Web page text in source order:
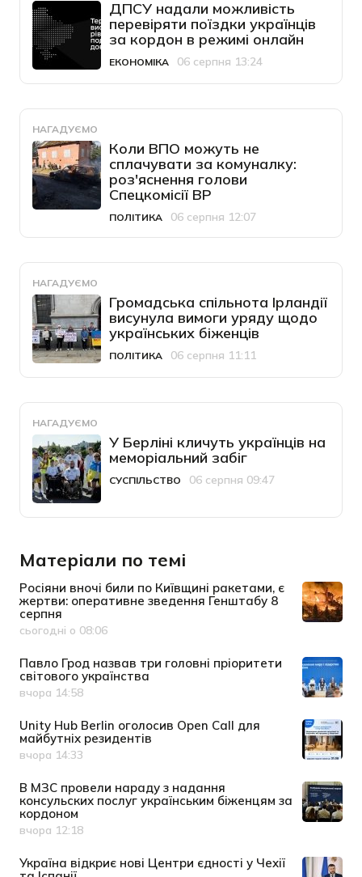
ДПСУ надали можливість
перевіряти поїздки українців
за кордон в режимі онлайн
Категорія
ЕКОНОМІКА
Дата публікації
06 серпня 13:24
НАГАДУЄМО
Коли ВПО можуть не
сплачувати за комуналку:
роз'яснення голови
Спецкомісії ВР
Категорія
ПОЛІТИКА
Дата публікації
06 серпня 12:07
НАГАДУЄМО
Громадська спільнота Ірландії
висунула вимоги уряду щодо
українських біженців
Категорія
ПОЛІТИКА
Дата публікації
06 серпня 11:11
НАГАДУЄМО
У Берліні кличуть українців на
меморіальний забіг
Категорія
СУСПІЛЬСТВО
Дата публікації06 серпня 09:47
Матеріали по темі
Росіяни вночі били по Київщині ракетами, є
жертви: оперативне зведення Генштабу 8
серпня
Дата публікації
сьогодні о 08:06
Павло Грод назвав три головні пріоритети
світового українства
Дата публікації
вчора 14:58
Unity Hub Berlin оголосив Open Call для
майбутніх резидентів
Дата публікації
вчора 14:33
В МЗС провели нараду з надання
консульских послуг українським біженцям за
кордоном
Дата публікації
вчора 12:18
Україна відкриє нові Центри єдності у Чехії